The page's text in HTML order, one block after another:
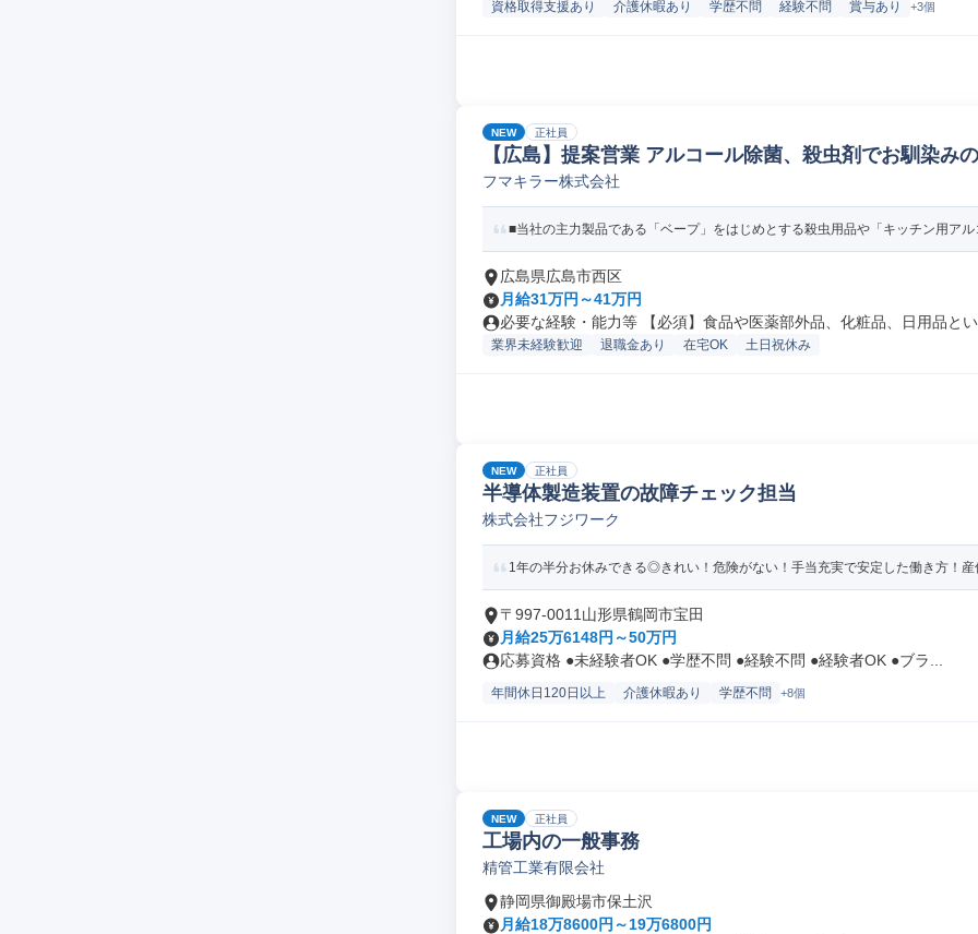
資格取得支援あり 介護休暇あり 学歴不問 経験不問 賞与あり +3個
NEW 正社員
【広島】提案営業 アルコール除菌、殺虫剤でお馴染み
日用品/アパレル/インテリア法人営業
フマキラー株式会社
■当社の主力製品である「ベープ」をはじめとする殺虫用品や「キッチン用ア
広島県広島市西区
月給31万円～41万円
必要な経験・能力等 【必須】食品や医薬部外品、化粧品、日用品と
業界未経験歓迎 退職金あり 在宅OK 土日祝休み
NEW 正社員
半導体製造装置の故障チェック担当
株式会社フジワーク
1年の半分お休みできる◎きれい！危険がない！手当充実で安定した働き方！
〒997-0011山形県鶴岡市宝田
月給25万6148円～50万円
応募資格 ●未経験者OK ●学歴不問 ●経験不問 ●経験者OK ●ブラ...
年間休日120日以上 介護休暇あり 学歴不問 +8個
NEW 正社員
工場内の一般事務
精管工業有限会社
静岡県御殿場市保土沢
月給18万8600円～19万6800円